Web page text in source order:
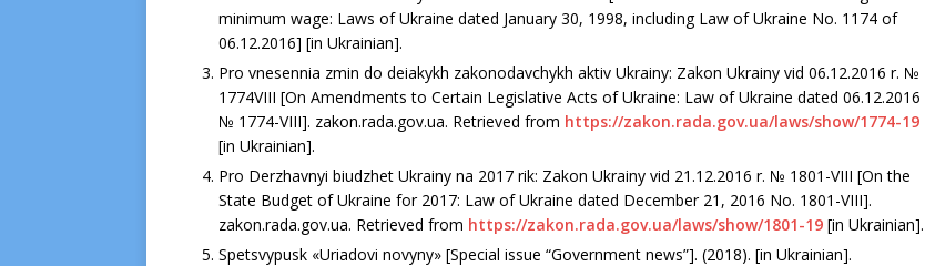
minimum wage: Laws of Ukraine dated January 30, 1998, including Law of Ukraine No. 1174 of
06.12.2016] [in Ukrainian].
Pro vnesennia zmin do deiakykh zakonodavchykh aktiv Ukrainy: Zakon Ukrainy vid 06.12.2016 r. №
1774VIII [On Amendments to Certain Legislative Acts of Ukraine: Law of Ukraine dated 06.12.2016
№ 1774-VІІІ]. zakon.rada.gov.ua. Retrieved from https://zakon.rada.gov.ua/laws/show/1774-19
[in Ukrainian].
Pro Derzhavnyi biudzhet Ukrainy na 2017 rik: Zakon Ukrainy vid 21.12.2016 r. № 1801-VIII [On the
State Budget of Ukraine for 2017: Law of Ukraine dated December 21, 2016 No. 1801-VIII].
zakon.rada.gov.ua. Retrieved from https://zakon.rada.gov.ua/laws/show/1801-19 [in Ukrainian].
Spetsvypusk «Uriadovi novyny» [Special issue “Government news”]. (2018). [in Ukrainian].